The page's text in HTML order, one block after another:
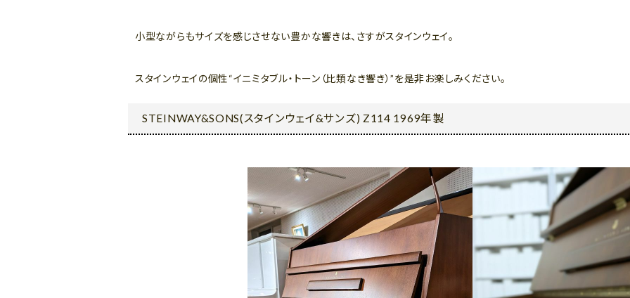
小型ながらもサイズを感じさせない豊かな響きは、さすがスタインウェイ。
スタインウェイの個性“イニミタブル・トーン（比類なき響き）”を是非お楽しみください。
STEINWAY&SONS(スタインウェイ&サンズ) Z114 1969年製